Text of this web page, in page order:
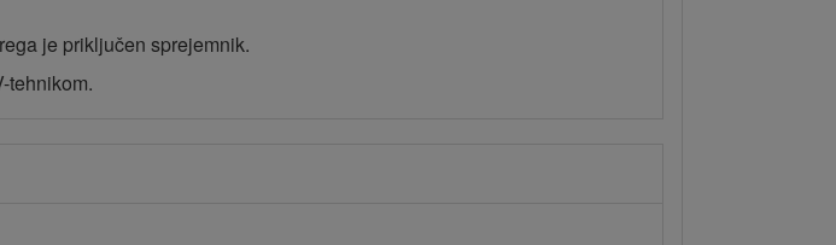
je priključen sprejemnik.
tehnikom.